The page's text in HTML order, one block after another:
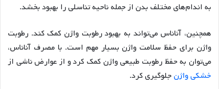
به اندام‌های مختلف بدن از جمله ناحیه تناسلی را بهبود بخشد.
همچنین، آناناس می‌تواند به بهبود رطوبت واژن کمک کند. رطوبت
واژن برای حفظ سلامت واژن بسیار مهم است. با مصرف آناناس،
می‌توان به حفظ رطوبت طبیعی واژن کمک کرد و از عوارض ناشی از
خشکی واژنجلوگیری کرد.